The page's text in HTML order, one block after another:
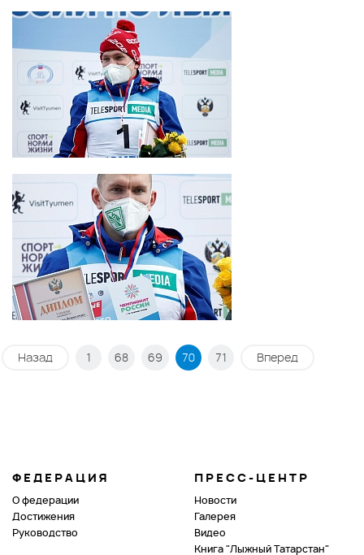
Назад 1 68 69 70 71 Вперед
ФЕДЕРАЦИЯ
О федерации
Достижения
Руководство
ПРЕСС-ЦЕНТР
Новости
Галерея
Видео
Книга "Лыжный Татарстан"